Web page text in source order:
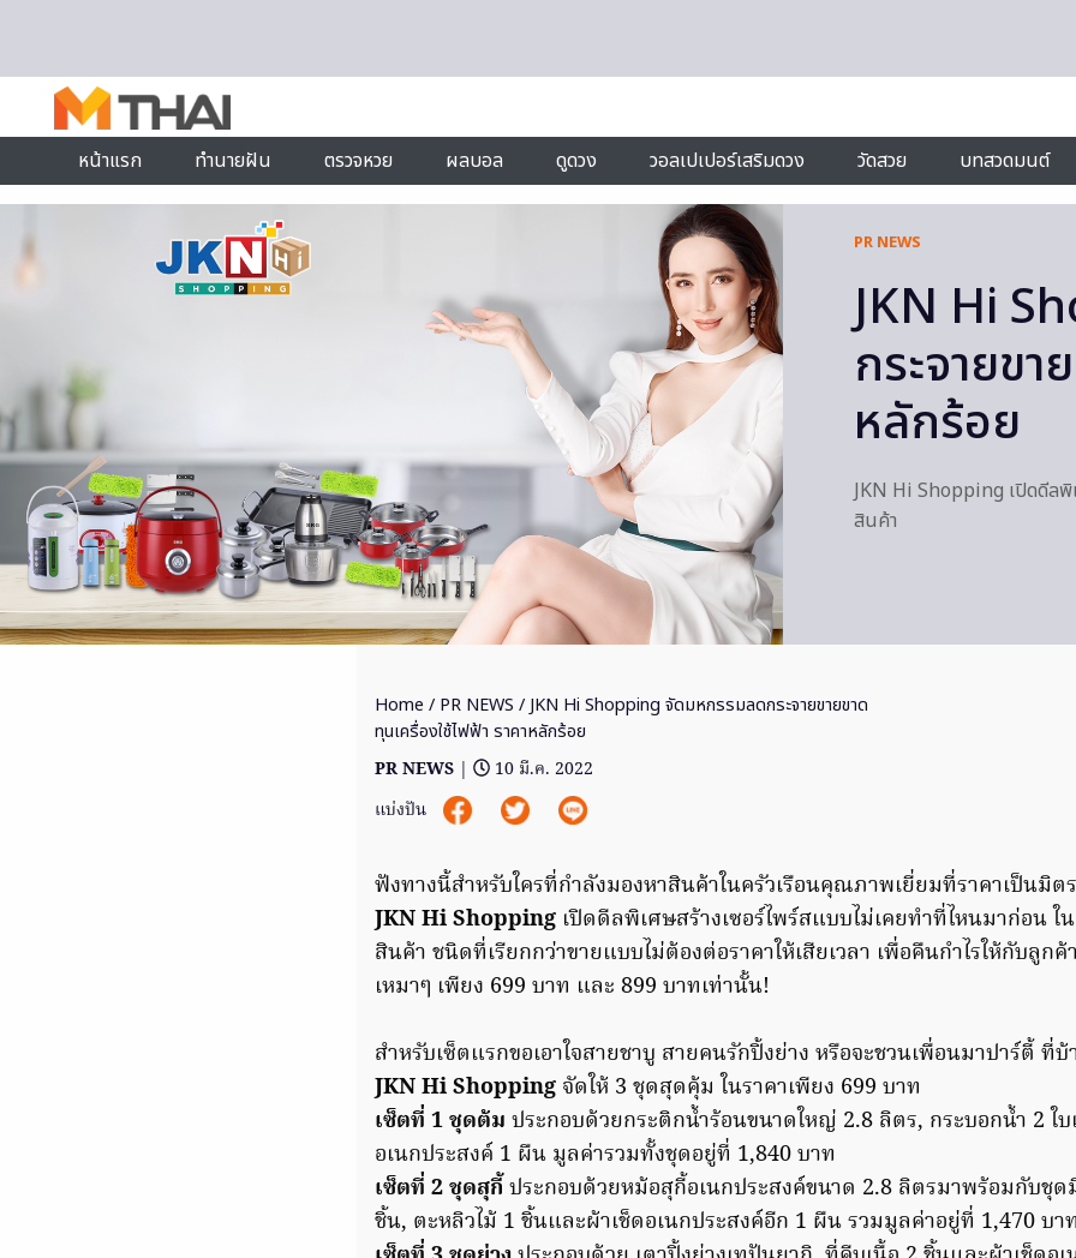
หน้าแรก ทำนายฝัน ตรวจหวย ผลบอล ดูดวง วอลเปเปอร์เสริมดวง วัดสวย บทสวดมนต์
PR NEWS
JKN Hi
กระจายขา
หลักร้อย
JKN Hi Shopping เปิดดีลพิ
สินค้า
Home / PR NEWS / JKN Hi Shopping จัดมหกรรมลดกระจายขายขาด
ทุนเครื่องใช้ไฟฟ้า ราคาหลักร้อย
PR NEWS |
10 มี.ค. 2022
แบ่งปัน
ฟังทางนี้สำหรับใครที่กำลังมองหาสินค้าในครัวเรือนคุณภาพเยี่ยมที่ราคาเป็นมิต
JKN Hi Shopping เปิดดีลพิเศษสร้างเซอร์ไพร์สแบบไม่เคยทำที่ไหนมาก่อน
สินค้า ชนิดที่เรียกกว่าขายแบบไม่ต้องต่อราคาให้เสียเวลา เพื่อคืนกำไรให้กับลูก
เหมาๆ เพียง 699 บาท และ 899 บาทเท่านั้น!
สำหรับเซ็ตแรกขอเอาใจสายชาบู สายคนรักปิ้งย่าง หรือจะชวนเพื่อนมาปาร์ตี้ ที่
JKN Hi Shopping จัดให้ 3 ชุดสุดคุ้ม ในราคาเพียง 699 บาท
เซ็ตที่ 1 ชุดต้ม ประกอบด้วยกระติกน้ำร้อนขนาดใหญ่ 2.8 ลิตร, กระบอกน้ำ 2 ใ
อเนกประสงค์ 1 ผืน มูลค่ารวมทั้งชุดอยู่ที่ 1,840 บาท
เซ็ตที่ 2 ชุดสุกี้ ประกอบด้วยหม้อสุกี้อเนกประสงค์ขนาด 2.8 ลิตรมาพร้อมกับชุ
ชิ้น, ตะหลิวไม้ 1 ชิ้นและผ้าเช็ดอเนกประสงค์อีก 1 ผืน รวมมูลค่าอยู่ที่ 1,470 บา